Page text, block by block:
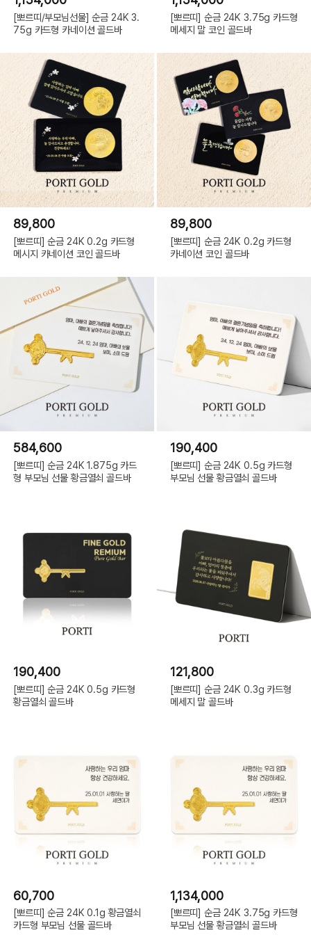
[뽀르띠/부모님선물] 순금 24K 3.
75g 카드형 카네이션 골드바
[뽀르띠] 순금 24K 3.75g 카드형
메세지 말 코인 골드바
89,800
[뽀르띠] 순금 24K 0.2g 카드형
메시지 카네이션 코인 골드바
89,800
[뽀르띠] 순금 24K 0.2g 카드형
카네이션 코인 골드바
584,600
[뽀르띠] 순금 24K 1.875g 카드
형 부모님 선물 황금열쇠 골드바
190,400
[뽀르띠] 순금 24K 0.5g 카드형
부모님 선물 황금열쇠 골드바
190,400
[뽀르띠] 순금 24K 0.5g 카드형
황금열쇠 골드바
121,800
[뽀르띠] 순금 24K 0.3g 카드형
메세지 말 골드바
60,700
[뽀르띠] 순금 24K 0.1g 황금열쇠
카드형 부모님 선물 골드바
1,134,000
[뽀르띠] 순금 24K 3.75g 카드형
부모님 선물 황금열쇠 골드바